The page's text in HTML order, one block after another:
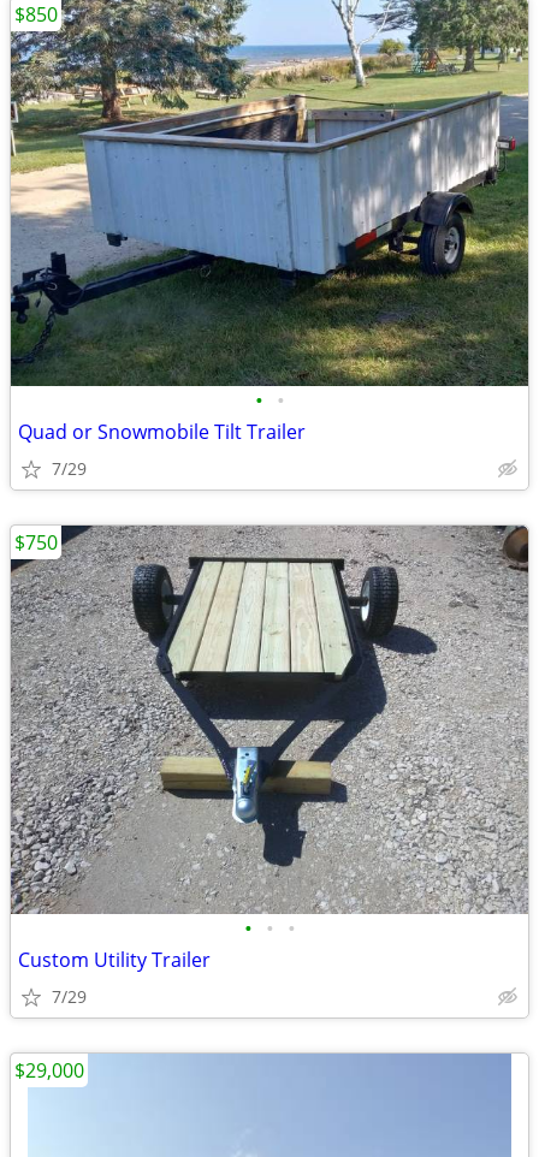
• •
Quad or Snowmobile Tilt Trailer
7/29
$850
• • •
Custom Utility Trailer
7/29
$750
$29,000